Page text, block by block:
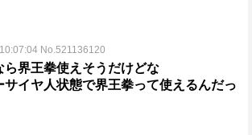
No.521136120
ら界王拳使えそうだけどな
サイヤ人状態で界王拳って使えるんだっ